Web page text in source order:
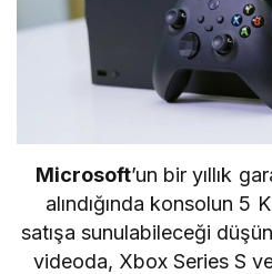
Microsoft’un bir yıllık
alındığında konsolun 5
satışa sunulabileceği
videoda, Xbox Series S